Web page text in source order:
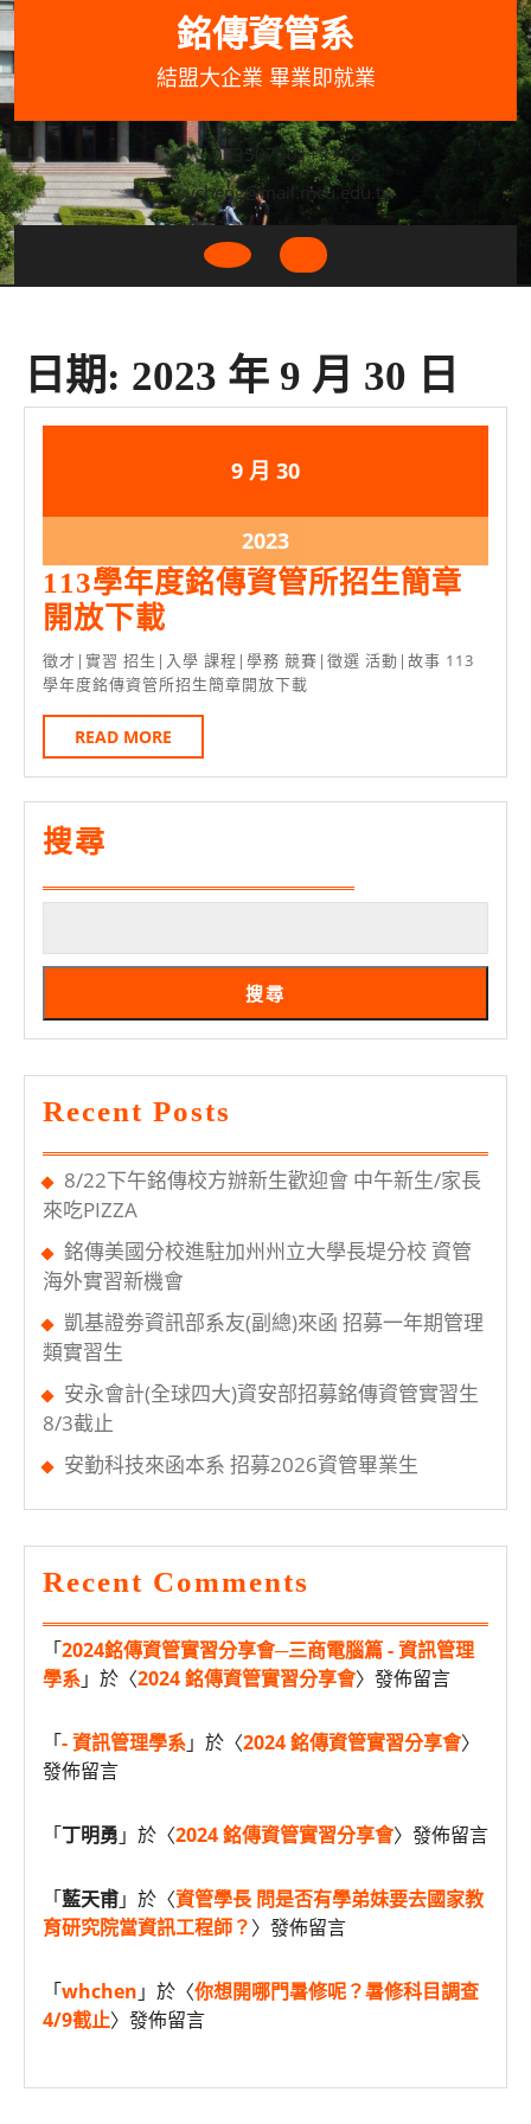
Skip
to
content
銘傳資管系
結盟大企業 畢業即就業
033507001+3318
wycheng@mail.mcu.edu.tw
Open
日期: 2023 年 9 月 30 日
9 月 2023
9
月
30
302023
月
30
20232023
年
9
30
日
113學年度銘傳資管所招生簡章
開放下載
學
年
度
銘
傳
所
生
章
開
放
下
載
徵才|實習 招生|入學 課程|學務 競賽|徵選 活動|故事 113
學年度銘傳資管所招生簡章開放下載
READ MORE
MORE
搜尋
搜尋
Recent Posts
8/22下午銘傳校方辦新生歡迎會 中午新生/家長
來吃PIZZA
銘傳美國分校進駐加州州立大學長堤分校 資管
海外實習新機會
凱基證劵資訊部系友(副總)來函 招募一年期管理
類實習生
安永會計(全球四大)資安部招募銘傳資管實習生
8/3截止
安勤科技來函本系 招募2026資管畢業生
Recent Comments
「2024銘傳資管實習分享會─三商電腦篇 - 資訊管理
學系」於〈2024 銘傳資管實習分享會〉發佈留言
「- 資訊管理學系」於〈2024 銘傳資管實習分享會〉
發佈留言
「丁明勇 」於〈2024 銘傳資管實習分享會〉發佈留言
「藍天甫」於〈資管學長 問是否有學弟妹要去國家教
育研究院當資訊工程師？〉發佈留言
「whchen 」於〈你想開哪門暑修呢？暑修科目調查
4/9截止〉發佈留言